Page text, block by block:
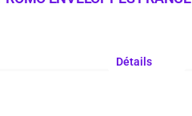
Détails